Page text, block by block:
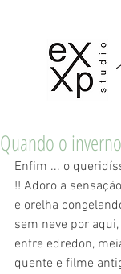
Quando o
Enfim ... o
!! Adoro a
e orelha
sem neve por
entre edredon,
quente e filme